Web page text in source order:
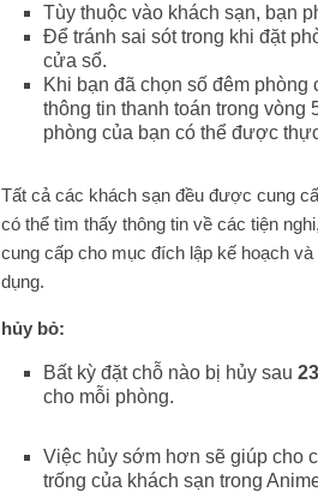
Tùy thuộc vào khách sạn, bạn
Để tránh sai sót trong khi đặt
cửa sổ.
Khi bạn đã chọn số đêm
thông tin thanh toán trong vòng
phòng của bạn có thể được
Tất cả các khách sạn đều được cung
có thể tìm thấy thông tin về các tiện
cung cấp cho mục đích lập kế hoạch
dụng.
hủy bỏ:
Bất kỳ đặt chỗ nào bị hủy sau
cho mỗi phòng.
Việc hủy sớm hơn sẽ giúp cho
trống của khách sạn trong